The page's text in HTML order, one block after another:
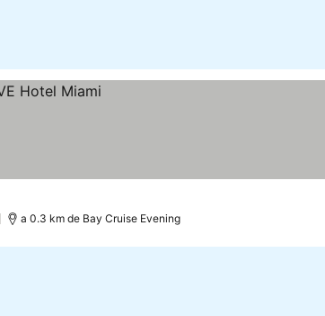
a 0.3 km de Bay Cruise Evening